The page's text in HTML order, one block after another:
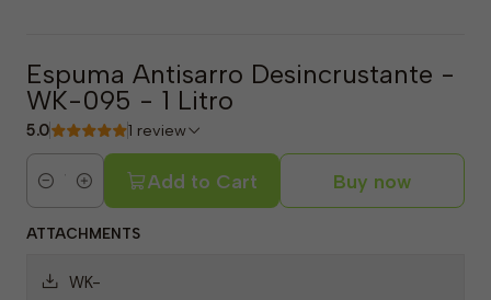
Espuma Antisarro Desincrustante -
WK-095 - 1 Litro
5.0 1 review
Quantity
Add to Cart Buy now
ATTACHMENTS
WK-